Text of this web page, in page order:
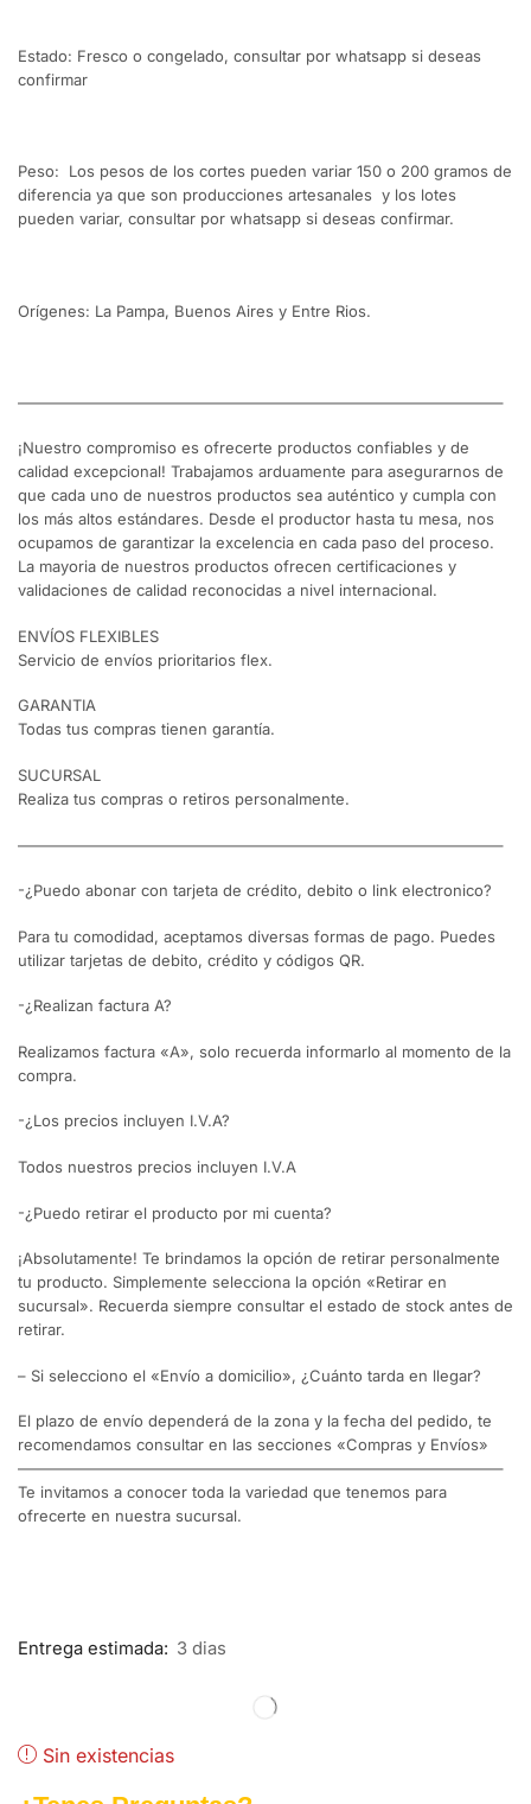
Estado: Fresco o congelado, consultar por whatsapp si deseas
confirmar
Peso: Los pesos de los cortes pueden variar 150 o 200 gramos de
diferencia ya que son producciones artesanales y los lotes
pueden variar, consultar por whatsapp si deseas confirmar.
Orígenes: La Pampa, Buenos Aires y Entre Rios.
———————————————————————————————–
¡Nuestro compromiso es ofrecerte productos confiables y de
calidad excepcional! Trabajamos arduamente para asegurarnos de
que cada uno de nuestros productos sea auténtico y cumpla con
los más altos estándares. Desde el productor hasta tu mesa, nos
ocupamos de garantizar la excelencia en cada paso del proceso.
La mayoria de nuestros productos ofrecen certificaciones y
validaciones de calidad reconocidas a nivel internacional.
ENVÍOS FLEXIBLES
Servicio de envíos prioritarios flex.
GARANTIA
Todas tus compras tienen garantía.
SUCURSAL
Realiza tus compras o retiros personalmente.
———————————————————————————————–
-¿Puedo abonar con tarjeta de crédito, debito o link electronico?
Para tu comodidad, aceptamos diversas formas de pago. Puedes
utilizar tarjetas de debito, crédito y códigos QR.
-¿Realizan factura A?
Realizamos factura «A», solo recuerda informarlo al momento de la
compra.
-¿Los precios incluyen I.V.A?
Todos nuestros precios incluyen I.V.A
-¿Puedo retirar el producto por mi cuenta?
¡Absolutamente! Te brindamos la opción de retirar personalmente
tu producto. Simplemente selecciona la opción «Retirar en
sucursal». Recuerda siempre consultar el estado de stock antes de
retirar.
– Si selecciono el «Envío a domicilio», ¿Cuánto tarda en llegar?
El plazo de envío dependerá de la zona y la fecha del pedido, te
recomendamos consultar en las secciones «Compras y Envíos»
———————————————————————————————–
Te invitamos a conocer toda la variedad que tenemos para
ofrecerte en nuestra sucursal.
Entrega estimada: 3 dias
Sin existencias